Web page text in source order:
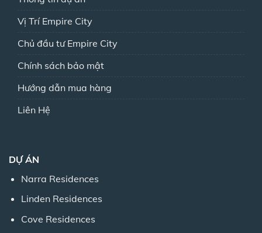
Vị Trí Empire City
Chủ đầu tư Empire City
Chính sách bảo mật
Hướng dẫn mua hàng
Liên Hệ
DỰ ÁN
Narra Residences
Linden Residences
Cove Residences